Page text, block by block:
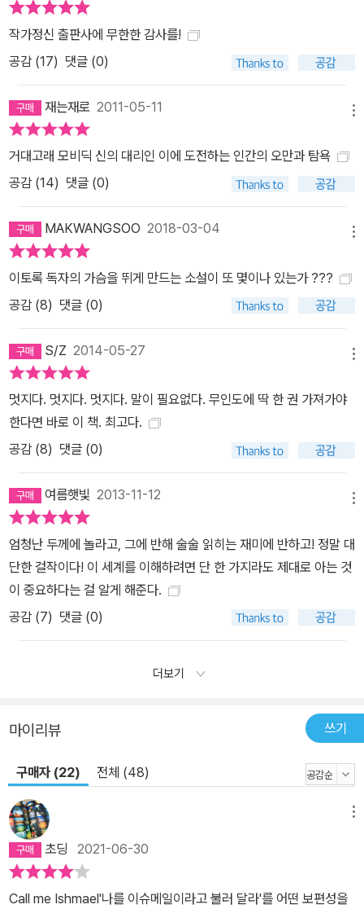
작가정신 출판사에 무한한 감사를!
공감 (17) 댓글 (0)
재는재로 2011-05-11
거대고래 모비딕 신의 대리인 이에 도전하는 인간의 오만과 탐욕
공감 (14) 댓글 (0)
MAKWANGSOO 2018-03-04
이토록 독자의 가슴을 뛰게 만드는 소설이 또 몇이나 있는가 ???
공감 (8) 댓글 (0)
S/Z 2014-05-27
멋지다. 멋지다. 멋지다. 말이 필요없다. 무인도에 딱 한 권 가져가야
한다면 바로 이 책. 최고다.
공감 (8) 댓글 (0)
여름햇빛 2013-11-12
엄청난 두께에 놀라고, 그에 반해 술술 읽히는 재미에 반하고! 정말 대
단한 걸작이다! 이 세계를 이해하려면 단 한 가지라도 제대로 아는 것
이 중요하다는 걸 알게 해준다.
공감 (7) 댓글 (0)
더보기
마이리뷰 쓰기
구매자 (22) 전체 (48)
초딩 2021-06-30
Call me Ishmael'나를 이슈메일이라고 불러 달라'를 어떤 보편성을